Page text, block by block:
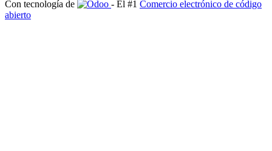
Con tecnología de
- El #1 Comercio electrónico de código
abierto